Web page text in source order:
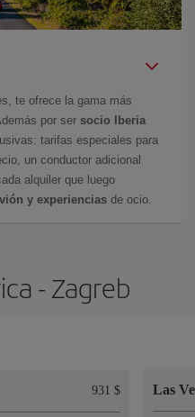
te ofrece la gama más
por ser socio Iberia
tarifas especiales para
un conductor adicional
alquiler que luego
y experiencias de ocio.
- Zagreb
931 $ Las